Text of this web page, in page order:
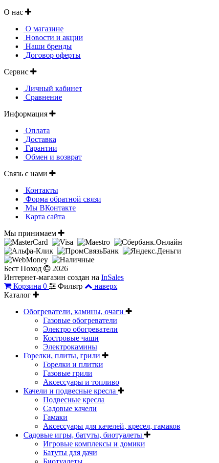
О нас
О магазине
Новости и акции
Наши бренды
Договор оферты
Сервис
Личный кабинет
Сравнение
Информация
Оплата
Доставка
Гарантии
Обмен и возврат
Связь с нами
Контакты
Форма обратной связи
Мы ВКонтакте
Карта сайта
Мы принимаем
Бест Поход
2026
Интернет-магазин создан на InSales
Корзина 0 Фильтр
наверх
Каталог
Обогреватели, камины, очаги
Газовые обогреватели
Электро обогреватели
Костровые чаши
Электрокамины
Горелки, плиты, грили
Горелки и плитки
Газовые грили
Аксессуары и топливо
Качели и подвесные кресла
Подвесные кресла
Садовые качели
Гамаки
Аксессуары для качелей, кресел, гамаков
Садовые игры, батуты, биотуалеты
Игровые комплексы и домики
Батуты для дачи
Биотуалеты